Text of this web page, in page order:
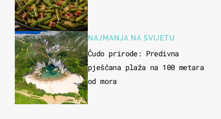
NAJMANJA NA SVIJETU
Čudo prirode: Predivna
pješčana plaža na 100 metara
od mora